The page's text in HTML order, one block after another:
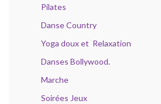
Pilates
Danse Country
Yoga doux et Relaxation
Danses Bollywood.
Marche
Soirées Jeux